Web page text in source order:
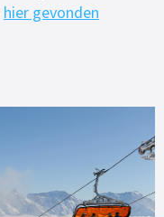
hier gevonden